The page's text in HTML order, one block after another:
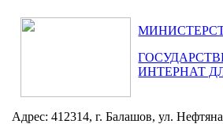
ИНТЕРНАТ
Адрес: 412314, г. Балашов, ул.